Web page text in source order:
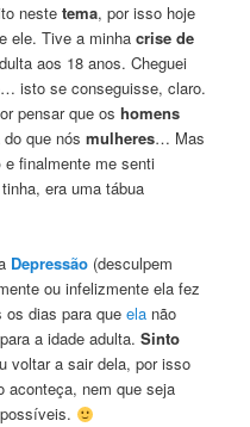
nestetema, por isso hoje
ele. Tive a minhacrise de
aos 18 anos. Cheguei
… isto se conseguisse, claro.
pensar que os homens
do que nósmulheres… Mas
e finalmente me senti
era uma tábua
Depressão (desculpem
ou infelizmente ela fez
os dias para queela não
para a idade adulta.Sinto
voltar a sair dela, por isso
aconteça, nem que seja